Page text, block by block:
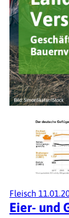
Fleisch
Eier- und